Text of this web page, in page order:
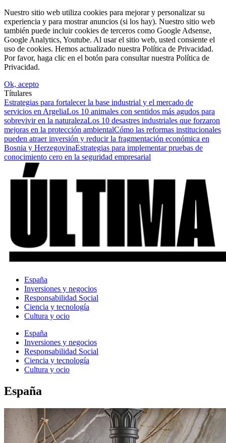
Nuestro sitio web utiliza cookies para mejorar y personalizar su
experiencia y para mostrar anuncios (si los hay). Nuestro sitio web
también puede incluir cookies de terceros como Google Adsense,
Google Analytics, Youtube. Al usar el sitio web, usted consiente el
uso de cookies. Hemos actualizado nuestra Política de Privacidad.
Por favor, haga clic en el botón para consultar nuestra Política de
Privacidad.
Ok, acepto
Títulares
Estrategias para fortalecer la base industrial y el mercado de
servicios en ArgeliaLos 10 animales con sentidos más agudos para
sobrevivir en la naturalezaLos 10 desastres industriales que forzaron
mejoras en la protección ambientalCómo las reformas institucionales
pueden atraer inversión y reducir la fragmentación económica en
Bosnia y HerzegovinaEstrategias para implementar pruebas de
conocimiento cero en la seguridad empresarial
España
Inversiones y negocios
Responsabilidad Social
Ciencia y tecnología
Cultura y ocio
España
Inversiones y negocios
Responsabilidad Social
Ciencia y tecnología
Cultura y ocio
España